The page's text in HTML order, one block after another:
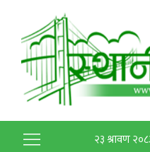
२३ श्रावण